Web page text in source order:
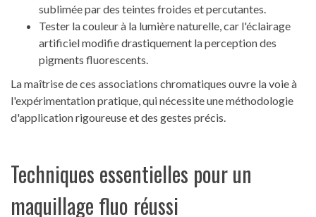
sublimée par des teintes froides et percutantes.
Tester la couleur à la lumière naturelle, car l'éclairage
artificiel modifie drastiquement la perception des
pigments fluorescents.
La maîtrise de ces associations chromatiques ouvre la voie à
l'expérimentation pratique, qui nécessite une méthodologie
d'application rigoureuse et des gestes précis.
Techniques essentielles pour un
maquillage fluo réussi